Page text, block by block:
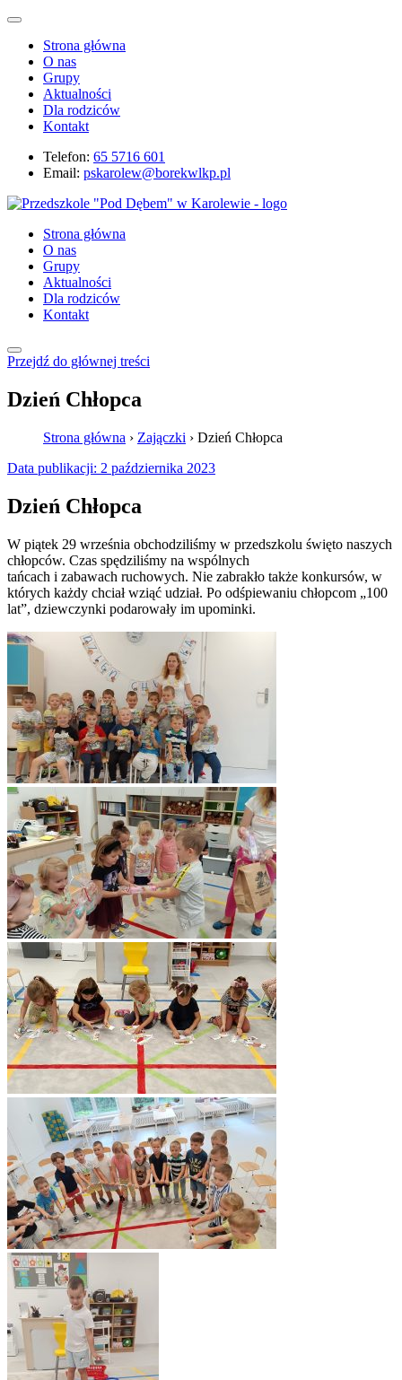
Strona główna
O nas
Grupy
Aktualności
Dla rodziców
Kontakt
Telefon: 65 5716 601
Email: pskarolew@borekwlkp.pl
Strona główna
O nas
Grupy
Aktualności
Dla rodziców
Kontakt
Przejdź do głównej treści
Dzień Chłopca
Strona główna › Zajączki › Dzień Chłopca
Data publikacji: 2 października 2023
Dzień Chłopca
W piątek 29 września obchodziliśmy w przedszkolu święto naszych
chłopców. Czas spędziliśmy na wspólnych
tańcach i zabawach ruchowych. Nie zabrakło także konkursów, w
których każdy chciał wziąć udział. Po odśpiewaniu chłopcom „100
lat”, dziewczynki podarowały im upominki.